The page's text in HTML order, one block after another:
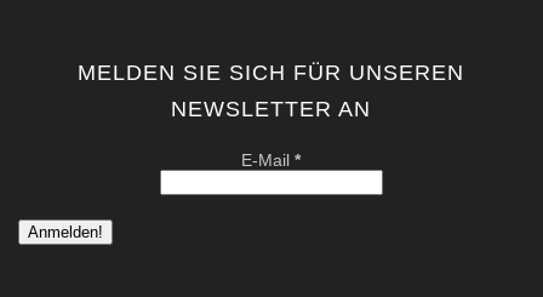
MELDEN SIE SICH FÜR UNSEREN
NEWSLETTER AN
E-Mail*